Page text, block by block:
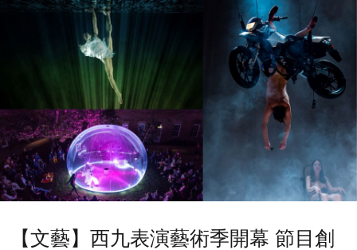
【文藝】西九表演藝術季開幕 節目創